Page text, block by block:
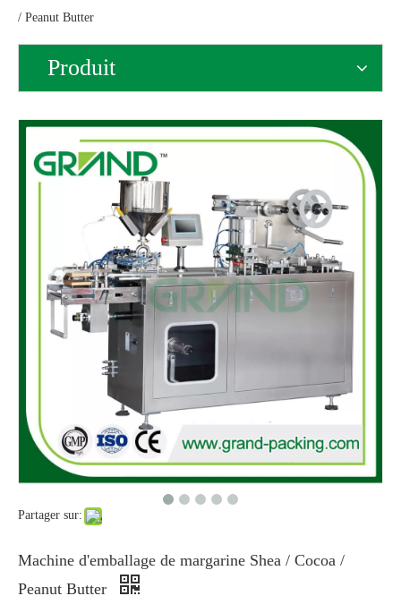
/ Peanut Butter
Produit
Partager sur:
Machine d'emballage de margarine Shea / Cocoa /
Peanut Butter